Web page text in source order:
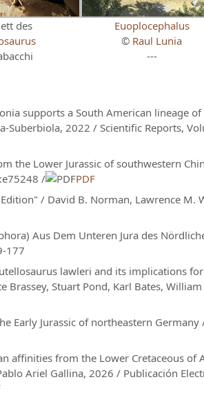
des
Euoplocephalus
© Raul Lunia
---
supports a South American lineage
Suberbiola, 2022 / Scientific Reports,
the Lower Jurassic of southwestern
/
PDF
/ David B. Norman, Lawrence M.
Aus Dem Unteren Jura des
177
lawleri and its implications
Stuart Pond, Karl Bates,
Early Jurassic of northeastern Germany
affinities from the Lower Cretaceous of
Ariel Gallina, 2026 / Publicación